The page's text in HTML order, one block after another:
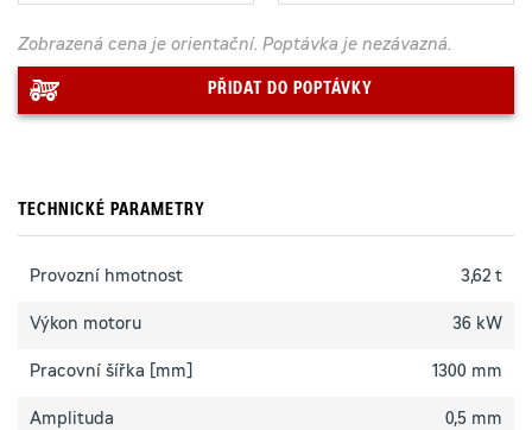
Zobrazená cena je orientační. Poptávka je nezávazná.
PŘIDAT DO POPTÁVKY
TECHNICKÉ PARAMETRY
Provozní hmotnost 3,62 t
Výkon motoru 36 kW
Pracovní šířka [mm] 1300 mm
Amplituda 0,5 mm